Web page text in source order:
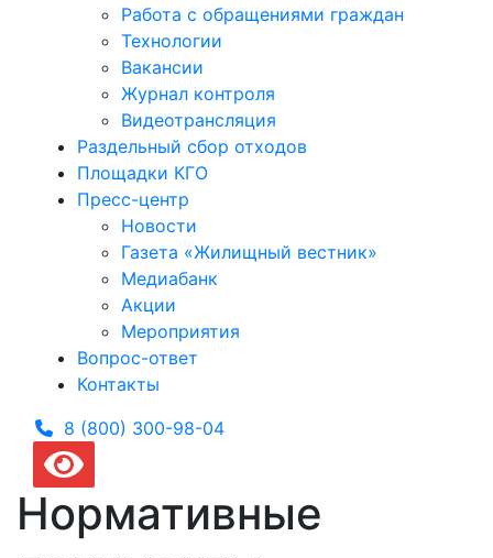
Работа с обращениями граждан
Технологии
Вакансии
Журнал контроля
Видеотрансляция
Раздельный сбор отходов
Площадки КГО
Пресс-центр
Новости
Газета «Жилищный вестник»
Медиабанк
Акции
Мероприятия
Вопрос-ответ
Контакты
8 (800) 300-98-04
Нормативные